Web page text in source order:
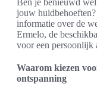
Ben je benieuwd
jouw
informatie over de
Ermelo, de
voor een persoonlijk
Waarom kiezen
ontspanning